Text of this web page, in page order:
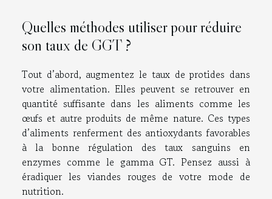
Quelles méthodes utiliser pour réduire
son taux de GGT ?
Tout d’abord, augmentez le taux de protides dans
votre alimentation. Elles peuvent se retrouver en
quantité suffisante dans les aliments comme les
œufs et autre produits de même nature. Ces types
d’aliments renferment des antioxydants favorables
à la bonne régulation des taux sanguins en
enzymes comme le gamma GT. Pensez aussi à
éradiquer les viandes rouges de votre mode de
nutrition.